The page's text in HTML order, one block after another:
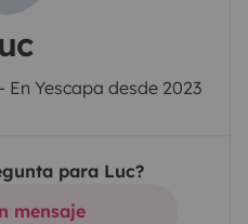
Yescapa desde 2023
para Luc?
mensaje